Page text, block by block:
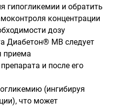
гипогликемии и обратить
концентрации
дозу
Диабетон® МВ следует
приема
и после его
(ингибируя
что может